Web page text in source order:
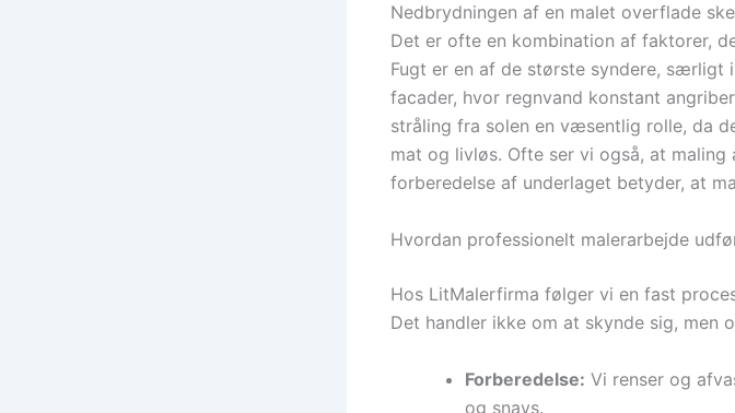
Nedbrydningen af en malet overflade
Det er ofte en kombination af faktorer,
Fugt er en af de største syndere, særligt
facader, hvor regnvand konstant
stråling fra solen en væsentlig rolle, da
mat og livløs. Ofte ser vi også, at
forberedelse af underlaget betyder, at
Hvordan professionelt malerarbejde
Hos LitMalerfirma følger vi en fast
Det handler ikke om at skynde sig, men
Forberedelse: Vi renser og
og snavs.